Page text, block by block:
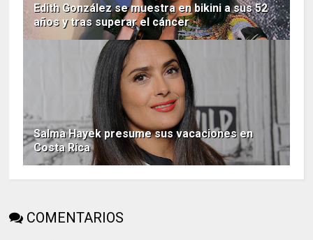
Edith González se muestra en bikini a sus 52
años y tras superar el cáncer
Salma Hayek presume sus vacaciones en
Costa Rica
COMENTARIOS